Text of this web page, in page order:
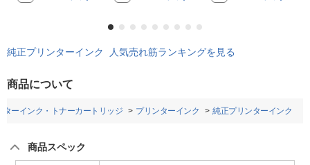
純正プリンターインク 人気売れ筋ランキングを見る
商品について
ターインク・トナーカートリッジ プリンターインク 純正プリンターインク
商品スペック